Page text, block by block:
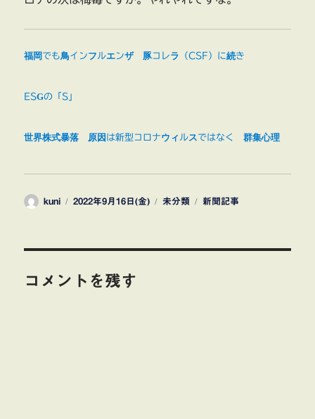
福岡でも鳥インフルエンザ 豚コレラ（CSF）に続き
ESGの「S」
世界株式暴落 原因は新型コロナウィルスではなく 群集心理
投
kuni
投
2022年9月16日(金)
カ
未分類
タ
新聞記事
コメントを残す